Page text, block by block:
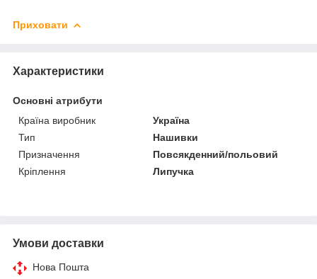
Приховати
Характеристики
Основні атрибути
Країна виробник
Україна
Тип
Нашивки
Призначення
Повсякденний/польовий
Кріплення
Липучка
Умови доставки
Нова Пошта